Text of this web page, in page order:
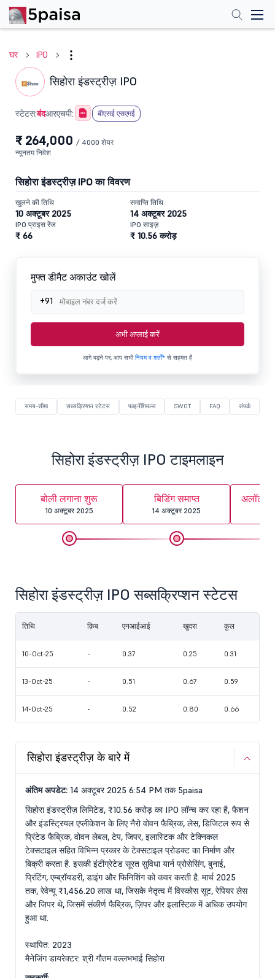
घर IPO
सिहोरा इंडस्ट्रीज़ IPO
स्टेटस:बंदआरएचपी: बीएसई एसएमई
₹ 264,000 / 4000 शेयर
न्यूनतम निवेश
सिहोरा इंडस्ट्रीज़ IPO का विवरण
खुलने की तिथि
10 अक्टूबर 2025
समाप्ति तिथि
14 अक्टूबर 2025
IPO प्राइस रेंज
₹ 66
IPO साइज़
₹ 10.56 करोड़
मुफ्त डीमैट अकाउंट खोलें
+91
अभी अप्लाई करें
आगे बढ़ने पर, आप सभीनियम व शर्तों* से सहमत हैं
समय-सीमा सब्सक्रिप्शन स्टेटस फाइनेंशियल्स SWOT FAQ संपर्क
सिहोरा इंडस्ट्रीज़ IPO टाइमलाइन
बोली लगाना शुरू
10 अक्टूबर 2025
बिडिंग समाप्त
14 अक्टूबर 2025
सिहोरा इंडस्ट्रीज़ IPO सब्सक्रिप्शन स्टेटस
तिथि क़िब एनआईआई खुदरा कुल
10-Oct-25 - 0.37 0.25 0.31
13-Oct-25 - 0.51 0.67 0.59
14-Oct-25 - 0.52 0.80 0.66
सिहोरा इंडस्ट्रीज़ के बारे में
अंतिम अपडेट: 14 अक्टूबर 2025 6:54 PM तक 5paisa
सिहोरा इंडस्ट्रीज़ लिमिटेड, ₹10.56 करोड़ का IPO लॉन्च कर रहा है, फैशन
और इंडस्ट्रियल एप्लीकेशन के लिए नैरो वोवन फैब्रिक, लेस, डिजिटल रूप से
प्रिंटेड फैब्रिक, वोवन लेबल, टेप, जिपर, इलास्टिक और टेक्निकल
टेक्सटाइल सहित विभिन्न प्रकार के टेक्सटाइल प्रोडक्ट का निर्माण और
बिक्री करता है. इसकी इंटीग्रेटेड सूरत सुविधा यार्न प्रोसेसिंग, बुनाई,
प्रिंटिंग, एम्ब्रॉयडरी, डाइंग और फिनिशिंग को कवर करती है. मार्च 2025
तक, रेवेन्यू ₹1,456.20 लाख था, जिसके नेतृत्व में विस्कोस सूट, रेपियर लेस
और जिपर थे, जिसमें संकीर्ण फैब्रिक, ज़िपर और इलास्टिक में अधिक उपयोग
हुआ था.
स्थापित: 2023
मैनेजिंग डायरेक्टर: श्री गौतम वल्लभभाई सिहोरा